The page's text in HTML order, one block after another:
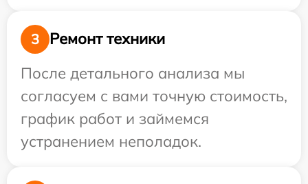
3
Ремонт техники
После детального анализа мы
согласуем с вами точную стоимость,
график работ и займемся
устранением неполадок.